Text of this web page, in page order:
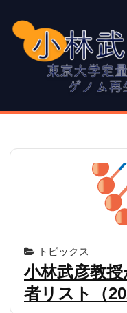
トピックス
小林武彦教
者リスト（